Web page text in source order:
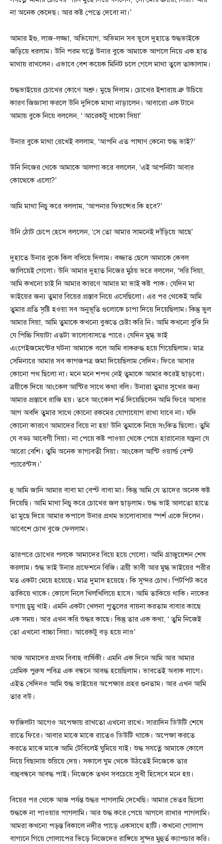
না অনেক কেদেছ। আর কষ্ট পেতে দেবো না।’
আমার ইগু, লাজ-লজ্জা, অভিযোগ, অভিমান সব ভুলে দুহাতে শুদ্ধভাইকে
জড়িয়ে ধরলাম। উনি পরম যত্নে উনার বুকে আমাকে আগলে নিয়ে এক হাত
মাথায় রাখলেন। এভাবে বেশ কয়েক মিনিট চলে গেলে মাথা তুলে তাকালাম।
শুদ্ধভাইয়ের চোখের কোণে অশ্রু। মুছে দিলাম। চোখের ইশারায় ব্রু উচিয়ে
কারণ জিজ্ঞাসা করলে উনি দুদিকে মাথা নাড়ালেন। আবারো এক টানে
আমায় বুকে নিয়ে বললেন, ‘ আরেকটু থাকো সিয়া’
উনার বুকে মাথা রেখেই বললাম, ‘আপনি এত পাষাণ কেনো শুদ্ধ ভাই?’
উনি নিজের থেকে আমাকে আলগা করে বললেন, ‘এই আপনিটা আবার
কোত্থেকে এলো?’
আমি মাথা নিচু করে বললাম, ‘আপনার ফিয়ন্সের কি হবে?’
উনি ঠোট চেপে হেসে বললেন, ‘সে তো আমার সামনেই দাঁড়িয়ে আছে’
দুহাতে উনার বুকে কিল বসিয়ে দিলাম। বজ্জাত ছেলে আমাকে কেবল
জালিয়েই গেলো। উনি আমার দুহাত নিজের মুঠয় ভরে বললেন, ‘সরি সিয়া,
আমি কখনো চাই নি আমার কারণে আমার মা ভাই কষ্ট পাক। যেদিন মা
ভাইয়ের জন্য তুমার বিয়ের প্রস্তাব নিয়ে এসেছিলো। এর পর থেকেই আমি
তুমার প্রতি সৃষ্টি হওয়া সব অনুভূতি গুলোকে চাপা দিয়ে দিয়েছিলাম। কিন্তু ভুল
আমার সিয়া, আমি তুমাকে কখনো বুঝতে চেষ্টা করি নি। আমি কখনো বুঝি নি
যে পিচ্চি সিয়াটা এতটা ভালোবাসতে পারে। যেদিন মুগ্ধ ভাই
এংগেইজমেন্টের ঘটনা আমাকে বলে আমি বাকরুদ্ধ হয়ে গিয়েছিলাম। মাত্র
সেমিনারে আমার সব কাগজপত্র জমা দিয়েছিলাম সেদিন। ফিরে আসার
কোনো পথ ছিলো না। মনে মনে শপথ নেই তুমাকে আমার করেই ছাড়বো।
ত্রয়ীকে দিয়ে আংকেল আন্টির সাথে কথা বলি। উনারা তুমার সুখের জন্য
আমার প্রস্তাবে রাজি হয়। তবে আংকেল শর্ত দিয়েছিলেন আমি ফিরে আসার
আগ অবদি তুমার সাথে কোনো রকমের যোগাযোগ রাখা যাবে না। যদি
কোনো কারণে আমাদের বিয়ে না হয়! উনি তুমাকে নিয়ে সংকিত ছিলো। তুমি
যে বড্ড আবেগী সিয়া। না পেয়ে কষ্ট পাওয়া থেকে পেয়ে হারানোর যন্ত্রনা যে
আরো বেশি। তুমি অনেক ভাগ্যবতী সিয়া। আংকেল আন্টি ওয়ার্ল্ড বেস্ট
প্যারেন্টস।’
হু আমি জানি আমার বাবা মা বেস্ট বাবা মা। কিন্তু আমি যে তাদের অনেক কষ্ট
দিয়েছি। আমি মাথা নিচু করে চোখের জল ছাড়লাম। শুদ্ধ ভাই আলতো হাতে
তা মুছে দিয়ে আমার কপালে উনার প্রথম ভালোবাসার স্পর্শ একে দিলেন।
আবেশে চোখ বুজে ফেললাম।
তারপরে চোখের পলকে আমাদের বিয়ে হয়ে গেলো। আমি গ্রাজুয়েশন শেষ
করলাম। শুদ্ধ ভাই উনার প্রফেশনে বিজি। ত্রয়ী ভাবী আর মুগ্ধ ভাইয়ের পরীর
মত একটা মেয়ে হয়েছে। মাত্র দুমাস হয়েছে। কি সুন্দর চোখ। পিটপিট করে
তাকিয়ে থাকে। কোলে নিলে খিলখিলিয়ে হাসে। আমি তাকিয়ে থাকি। নাকের
ডগায় চুমু খাই। এমনি একটা খেলনা পুতুলের বায়না করতাম বাবার কাছে
এক সময়। আর এখন করি শুদ্ধর কাছে। কিন্তু তার এক কথা, ‘ তুমি নিজেই
তো এখনো বাচ্চা সিয়া। আরেকটু বড় হয়ে নাও’
আজ আমাদের প্রথম বিবাহ বার্ষিকী। এমনি এক দিনে আমি আর আমার
প্রেমিক পুরুষ পবিত্র এক বন্ধনে আবদ্ধ হয়েছিলাম। ভাবতেই অবাক লাগে।
এইত সেদিনও আমি শুদ্ধ ভাইয়ের অপেক্ষার প্রহর গুনতাম। আর এখন আমি
তার বউ।
ফাজিলটা আগেও অপেক্ষায় রাখতো এখনো রাখে। সারাদিন ডিউটি শেষে
রাতে ফিরে। আবার মাঝে মাঝে রাতেও ডিউটি থাকে। অপেক্ষা করতে
করতে মাঝে মাঝে আমি টেবিলেই ঘুমিয়ে যাই। শুদ্ধ সযত্নে আমাকে কোলে
নিয়ে বিছানায় শুয়িয়ে দেয়। সকালে ঘুম থেকে উঠতেই নিজেকে তার
বাহুবন্ধনে আবদ্ধ পাই। নিজেকে তখন সবচেয়ে সুখী হিসেবে মনে হয়।
বিয়ের পর থেকে আজ পর্যন্ত শুদ্ধর পাগলামি দেখেছি। আমার ভেতর ছিলো
শুদ্ধকে না পাওয়ার পাগলামি। আর শুদ্ধ করে পেয়ে আগলে রাখার পাগলামি।
আমরা কখনো পড়ন্ত বিকালে নদীর পাড়ে একসাথে হাটি। কখনো গোলাপ
বাগানে গিয়ে গোলাপের ভিড়ে নিজেদের রাঙ্গিয়ে সুন্দর মুহুর্ত ক্যাপচার করি।